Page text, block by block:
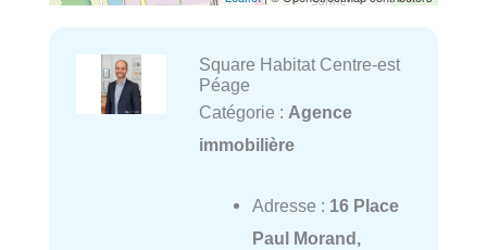
Square Habitat Centre-est
Péage
Catégorie : Agence
immobilière
Adresse : 16 Place
Paul Morand,